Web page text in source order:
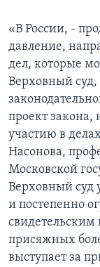
«В России, -
давление,
дел, которые
Верховный суд,
проект
участию в
Насонова,
Московской
Верховный суд
и постепенно
свидетельским
присяжных
выступает за